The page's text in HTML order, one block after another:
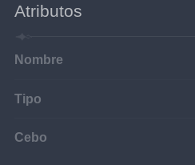
Atributos
Nombre
Tipo
Cebo